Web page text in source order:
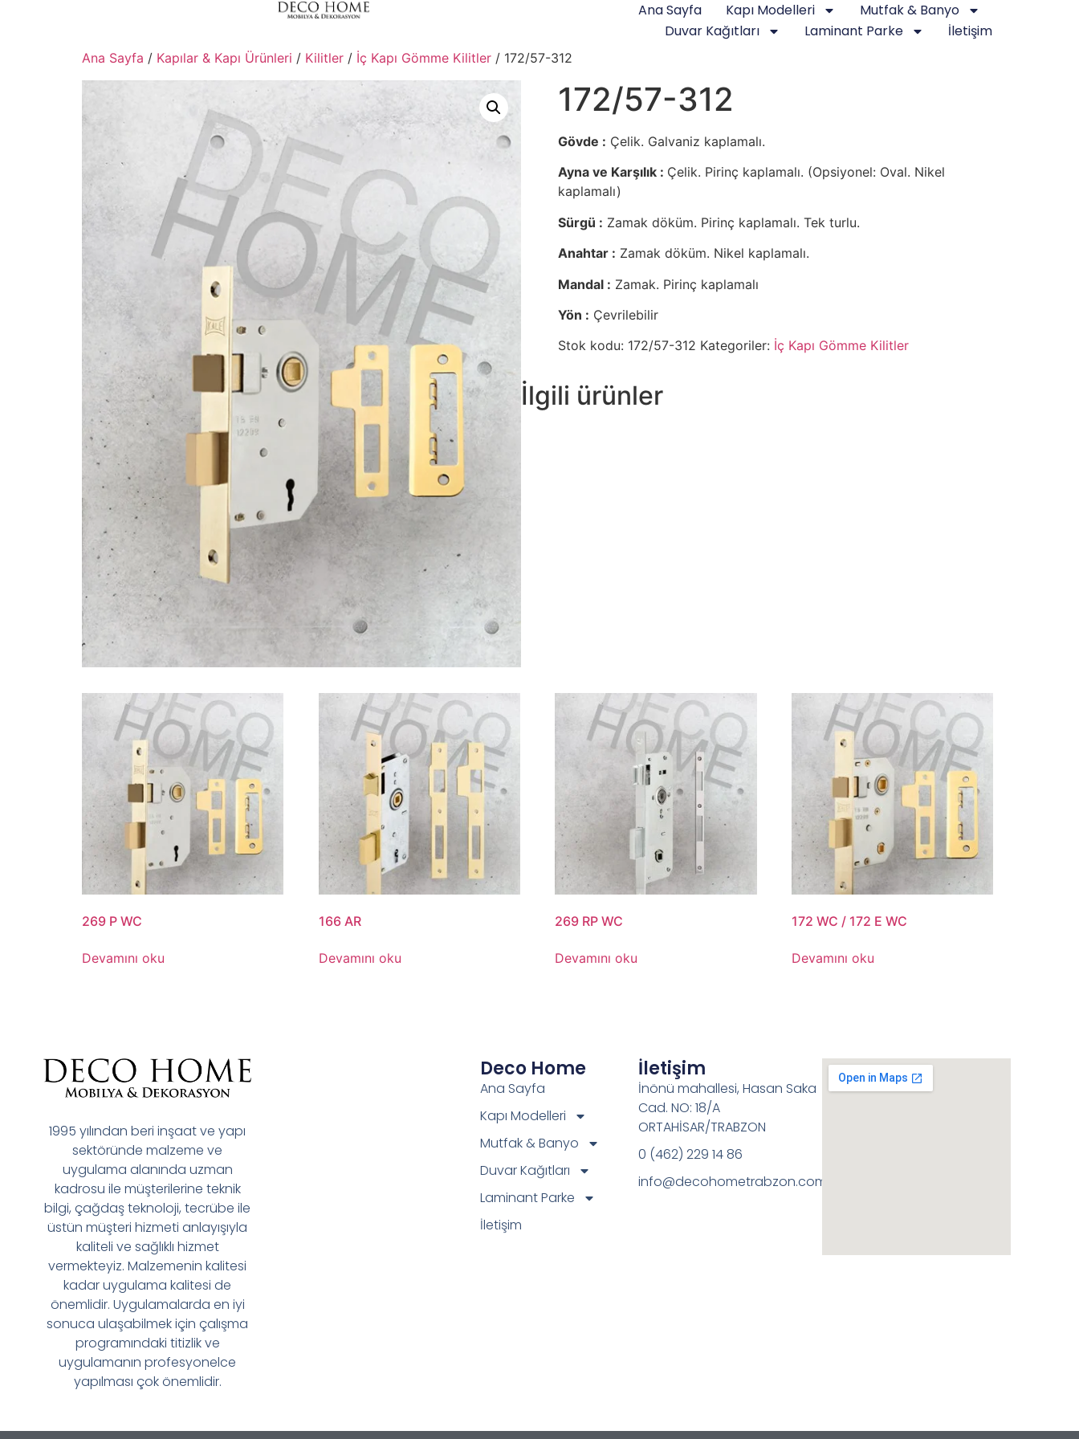
Ana Sayfa Kapı Modelleri
Mutfak & Banyo
Duvar Kağıtları
Laminant Parke İletişim
Ana Sayfa / Kapılar & Kapı Ürünleri / Kilitler / İç Kapı Gömme Kilitler / 172/57-312
172/57-312
Gövde : Çelik. Galvaniz kaplamalı.
Ayna ve Karşılık : Çelik. Pirinç kaplamalı. (Opsiyonel: Oval. Nikel
kaplamalı)
Sürgü : Zamak döküm. Pirinç kaplamalı. Tek turlu.
Anahtar : Zamak döküm. Nikel kaplamalı.
Mandal : Zamak. Pirinç kaplamalı
Yön : Çevrilebilir
Stok kodu: 172/57-312 Kategoriler: İç Kapı Gömme Kilitler
İlgili ürünler
269 P WC
Devamını oku
166 AR
Devamını oku
269 RP WC
Devamını oku
172 WC / 172 E WC
Devamını oku
1995 yılından beri inşaat ve yapı
sektöründe malzeme ve
uygulama alanında uzman
kadrosu ile müşterilerine teknik
bilgi, çağdaş teknoloji, tecrübe ile
üstün müşteri hizmeti anlayışıyla
kaliteli ve sağlıklı hizmet
vermekteyiz. Malzemenin kalitesi
kadar uygulama kalitesi de
önemlidir. Uygulamalarda en iyi
sonuca ulaşabilmek için çalışma
programındaki titizlik ve
uygulamanın profesyonelce
yapılması çok önemlidir.
Deco Home
Ana Sayfa
Kapı Modelleri
Mutfak & Banyo
Duvar Kağıtları
Laminant Parke
İletişim
İletişim
İnönü mahallesi, Hasan Saka
Cad. NO: 18/A
ORTAHİSAR/TRABZON
0 (462) 229 14 86
info@decohometrabzon.com